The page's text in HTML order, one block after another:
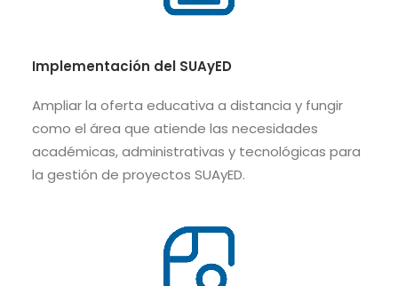
Implementación del SUAyED
Ampliar la oferta educativa a distancia y fungir
como el área que atiende las necesidades
académicas, administrativas y tecnológicas para
la gestión de proyectos SUAyED.